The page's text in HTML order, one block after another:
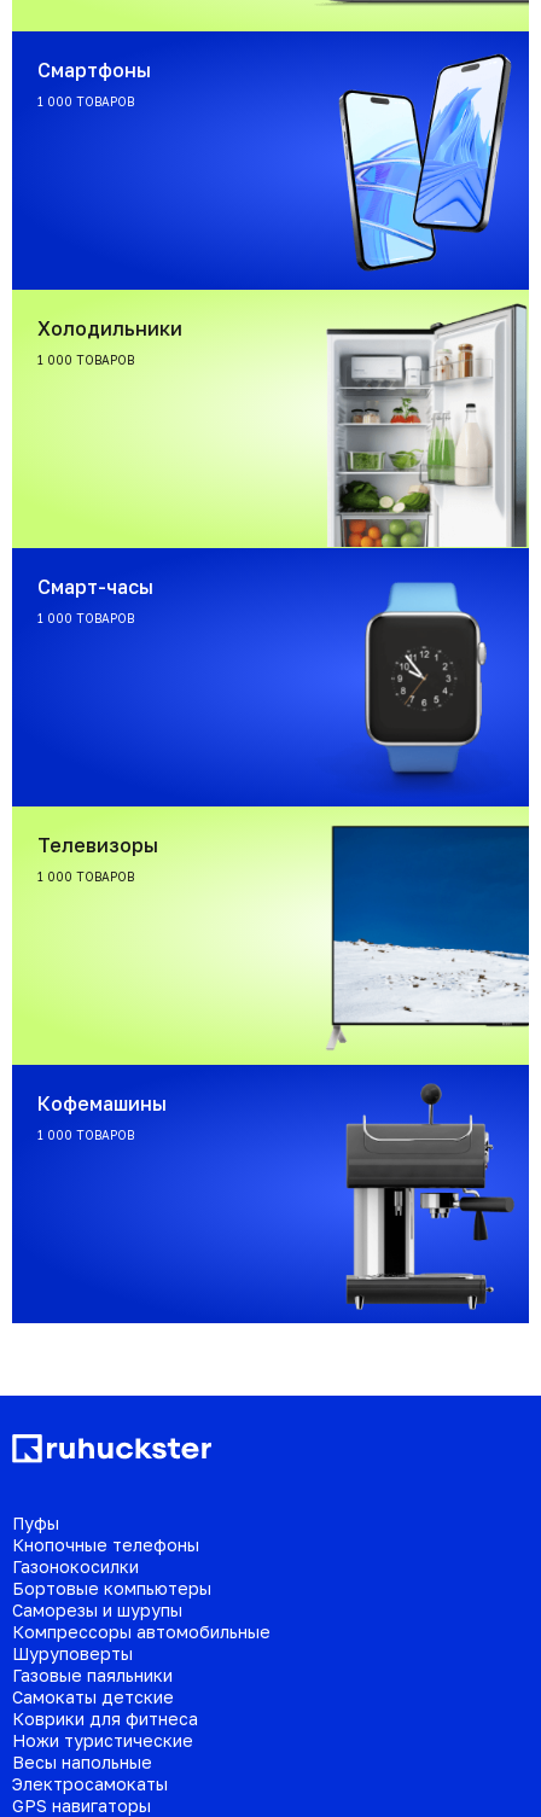
Смартфоны
1 000 ТОВАРОВ
Холодильники
1 000 ТОВАРОВ
Смарт-часы
1 000 ТОВАРОВ
Телевизоры
1 000 ТОВАРОВ
Кофемашины
1 000 ТОВАРОВ
Пуфы
Кнопочные телефоны
Газонокосилки
Бортовые компьютеры
Саморезы и шурупы
Компрессоры автомобильные
Шуруповерты
Газовые паяльники
Самокаты детские
Коврики для фитнеса
Ножи туристические
Весы напольные
Электросамокаты
GPS навигаторы